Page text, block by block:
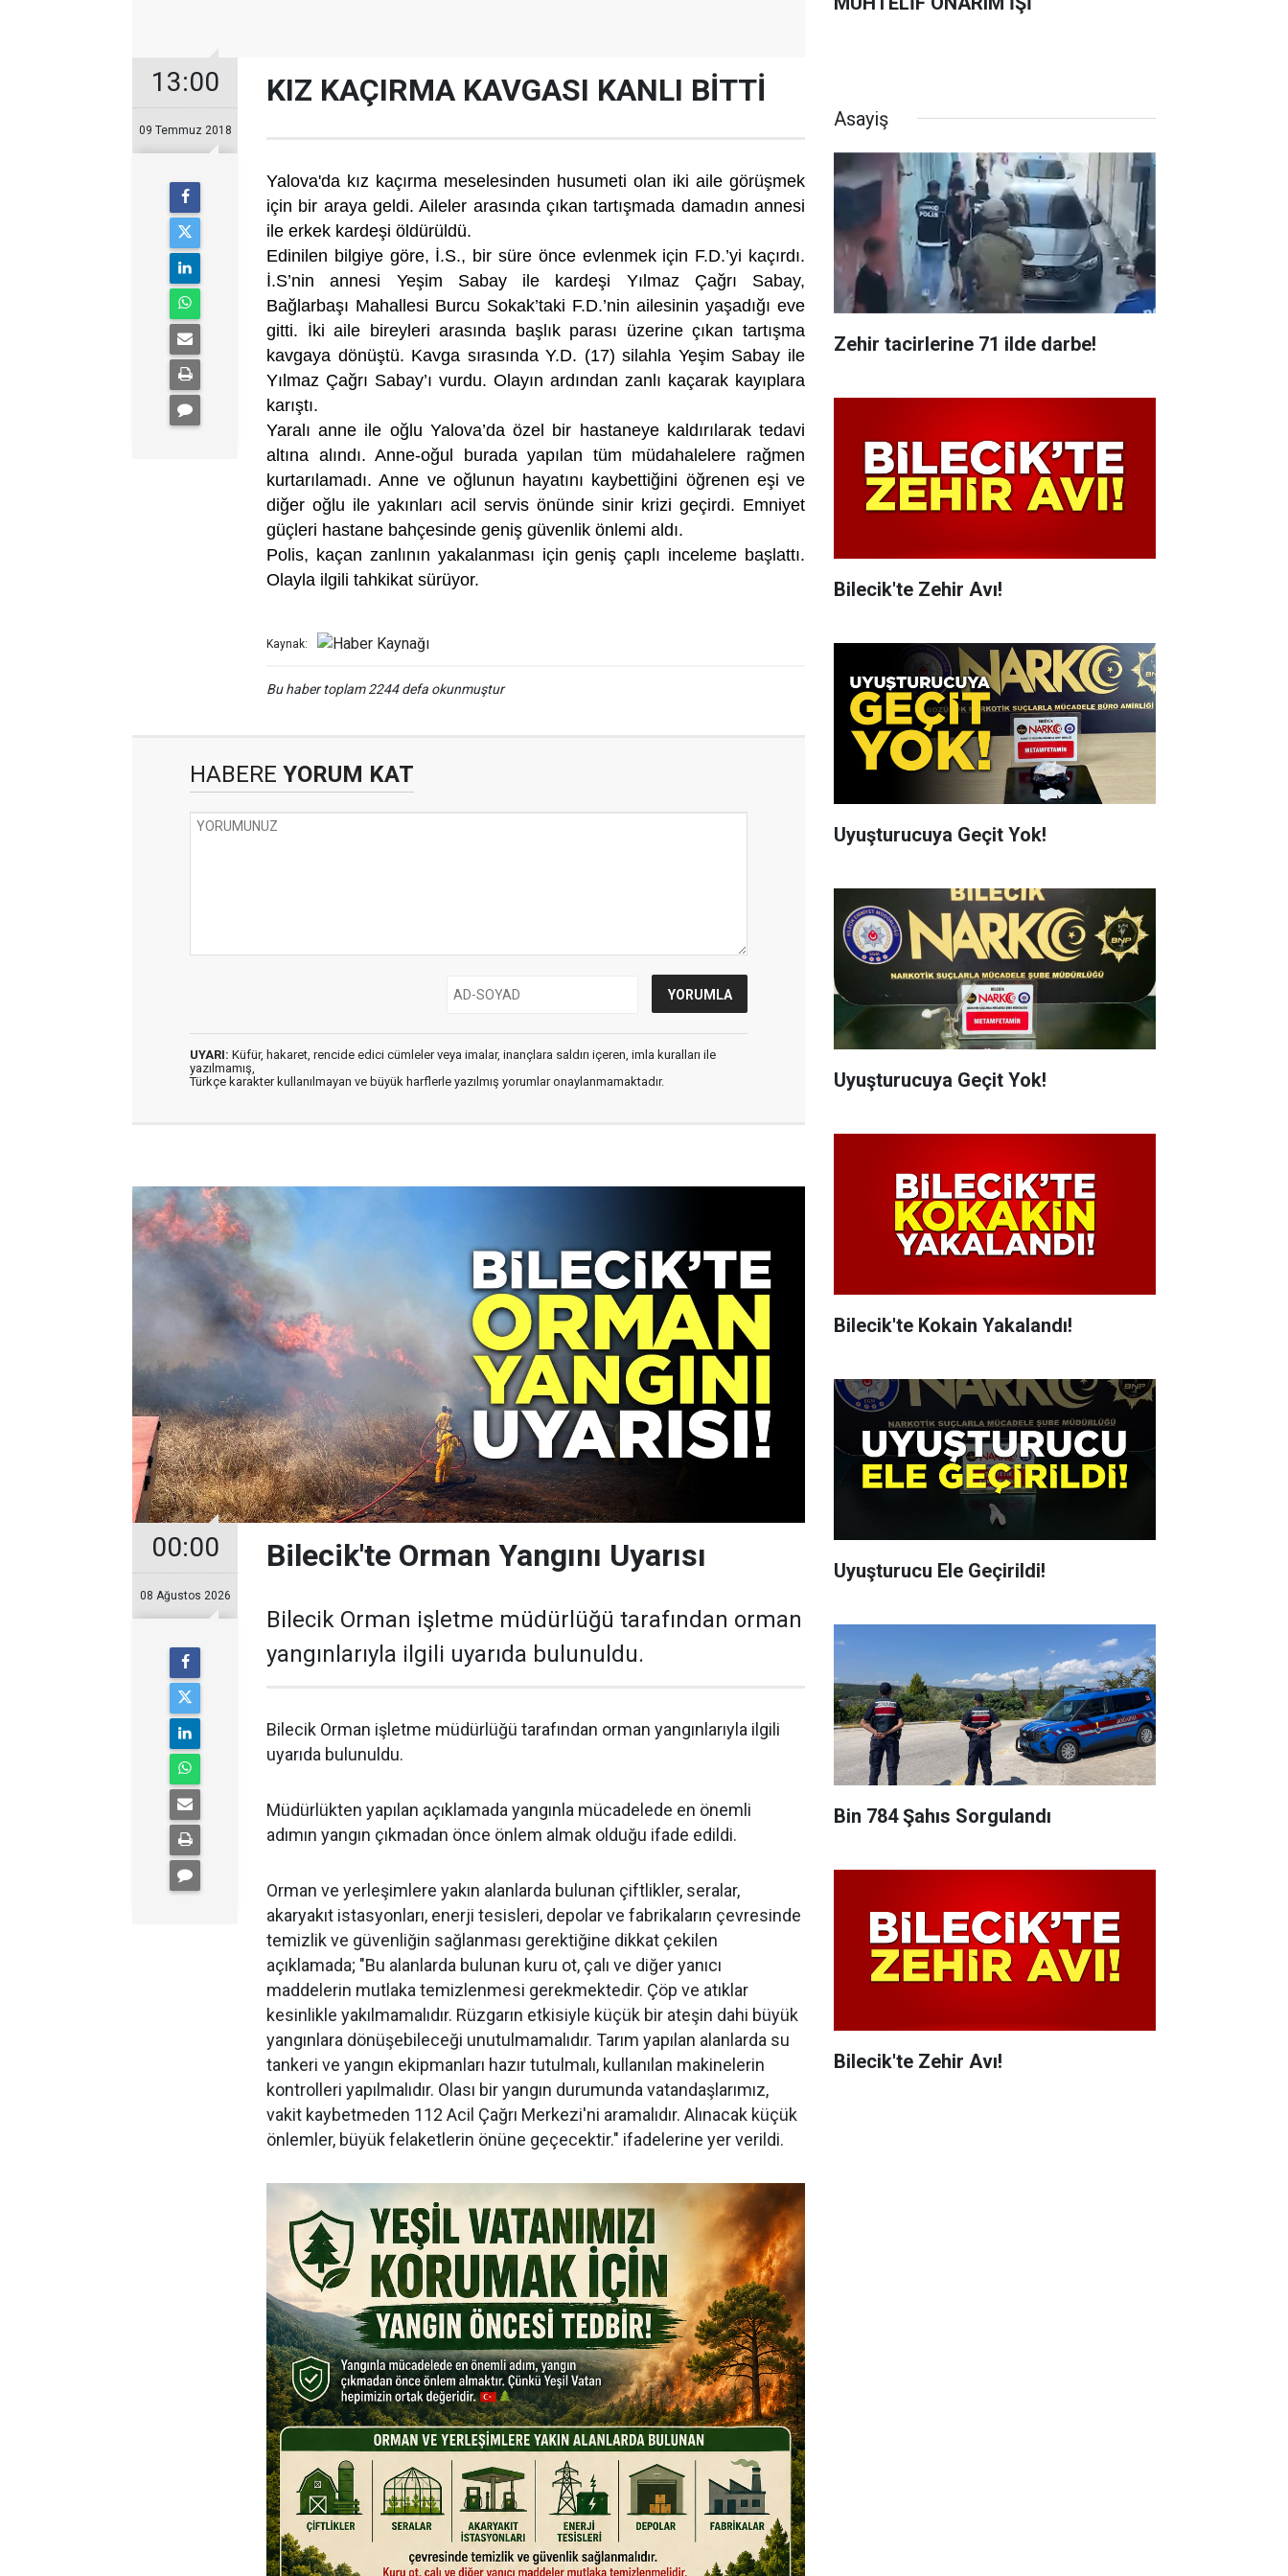
13:00
09 Temmuz 2018
KIZ KAÇIRMA KAVGASI KANLI BİTTİ
Yalova'da kız kaçırma meselesinden husumeti olan iki aile görüşmek
için bir araya geldi. Aileler arasında çıkan tartışmada damadın annesi
ile erkek kardeşi öldürüldü.
Edinilen bilgiye göre, İ.S., bir süre önce evlenmek için F.D.’yi kaçırdı.
İ.S’nin annesi Yeşim Sabay ile kardeşi Yılmaz Çağrı Sabay,
Bağlarbaşı Mahallesi Burcu Sokak’taki F.D.’nin ailesinin yaşadığı eve
gitti. İki aile bireyleri arasında başlık parası üzerine çıkan tartışma
kavgaya dönüştü. Kavga sırasında Y.D. (17) silahla Yeşim Sabay ile
Yılmaz Çağrı Sabay’ı vurdu. Olayın ardından zanlı kaçarak kayıplara
karıştı.
Yaralı anne ile oğlu Yalova’da özel bir hastaneye kaldırılarak tedavi
altına alındı. Anne-oğul burada yapılan tüm müdahalelere rağmen
kurtarılamadı. Anne ve oğlunun hayatını kaybettiğini öğrenen eşi ve
diğer oğlu ile yakınları acil servis önünde sinir krizi geçirdi. Emniyet
güçleri hastane bahçesinde geniş güvenlik önlemi aldı.
Polis, kaçan zanlının yakalanması için geniş çaplı inceleme başlattı.
Olayla ilgili tahkikat sürüyor.
Kaynak:
Bu haber toplam 2244 defa okunmuştur
HABERE YORUM KAT
UYARI: Küfür, hakaret, rencide edici cümleler veya imalar, inançlara saldırı içeren, imla kuralları ile
yazılmamış,
Türkçe karakter kullanılmayan ve büyük harflerle yazılmış yorumlar onaylanmamaktadır.
00:00
08 Ağustos 2026
Bilecik'te Orman Yangını Uyarısı
Bilecik Orman işletme müdürlüğü tarafından orman
yangınlarıyla ilgili uyarıda bulunuldu.
Bilecik Orman işletme müdürlüğü tarafından orman yangınlarıyla ilgili
uyarıda bulunuldu.
Müdürlükten yapılan açıklamada yangınla mücadelede en önemli
adımın yangın çıkmadan önce önlem almak olduğu ifade edildi.
Orman ve yerleşimlere yakın alanlarda bulunan çiftlikler, seralar,
akaryakıt istasyonları, enerji tesisleri, depolar ve fabrikaların çevresinde
temizlik ve güvenliğin sağlanması gerektiğine dikkat çekilen
açıklamada; "Bu alanlarda bulunan kuru ot, çalı ve diğer yanıcı
maddelerin mutlaka temizlenmesi gerekmektedir. Çöp ve atıklar
kesinlikle yakılmamalıdır. Rüzgarın etkisiyle küçük bir ateşin dahi büyük
yangınlara dönüşebileceği unutulmamalıdır. Tarım yapılan alanlarda su
tankeri ve yangın ekipmanları hazır tutulmalı, kullanılan makinelerin
kontrolleri yapılmalıdır. Olası bir yangın durumunda vatandaşlarımız,
vakit kaybetmeden 112 Acil Çağrı Merkezi'ni aramalıdır. Alınacak küçük
önlemler, büyük felaketlerin önüne geçecektir." ifadelerine yer verildi.
Asayiş
Zehir tacirlerine 71 ilde darbe!
Bilecik'te Zehir Avı!
Uyuşturucuya Geçit Yok!
Uyuşturucuya Geçit Yok!
Bilecik'te Kokain Yakalandı!
Uyuşturucu Ele Geçirildi!
Bin 784 Şahıs Sorgulandı
Bilecik'te Zehir Avı!